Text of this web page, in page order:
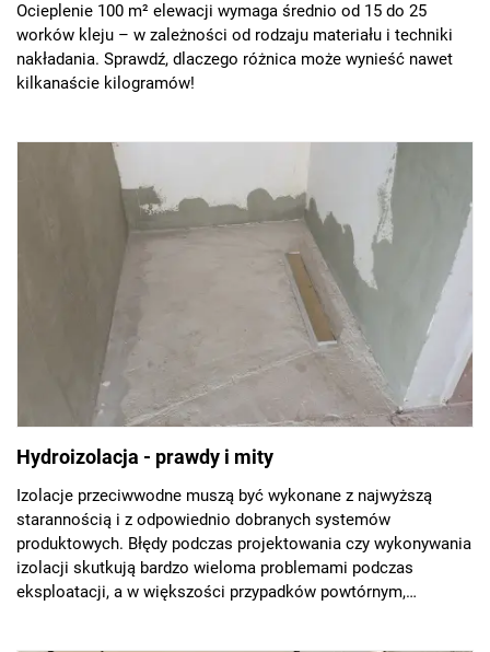
Ocieplenie 100 m² elewacji wymaga średnio od 15 do 25
worków kleju – w zależności od rodzaju materiału i techniki
nakładania. Sprawdź, dlaczego różnica może wynieść nawet
kilkanaście kilogramów!
Hydroizolacja - prawdy i mity
Izolacje przeciwwodne muszą być wykonane z najwyższą
starannością i z odpowiednio dobranych systemów
produktowych. Błędy podczas projektowania czy wykonywania
izolacji skutkują bardzo wieloma problemami podczas
eksploatacji, a w większości przypadków powtórnym,